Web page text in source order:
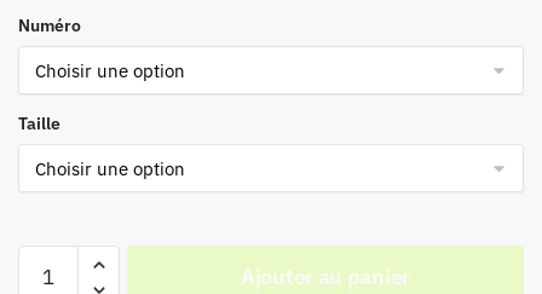
Numéro
Taille
Ajouter au panier